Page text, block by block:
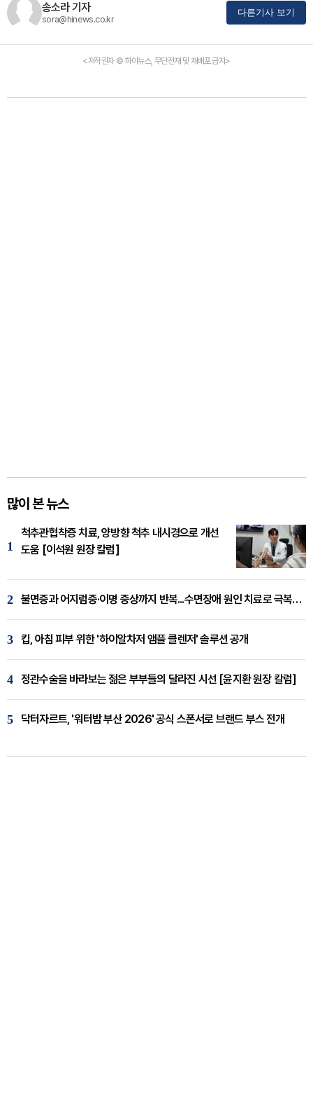
송소라 기자
sora@hinews.co.kr
다른기사 보기
<저작권자 © 하이뉴스, 무단전재 및 재배포 금지>
많이 본 뉴스
1
척추관협착증 치료, 양방향 척추 내시경으로 개선
도움 [이석원 원장 칼럼]
2 불면증과 어지럼증·이명 증상까지 반복...수면장애 원인 치료로 극복해야
3 킵, 아침 피부 위한 '하이알차저 앰플 클렌저' 솔루션 공개
4 정관수술을 바라보는 젊은 부부들의 달라진 시선 [윤지환 원장 칼럼]
5 닥터자르트, '워터밤 부산 2026' 공식 스폰서로 브랜드 부스 전개